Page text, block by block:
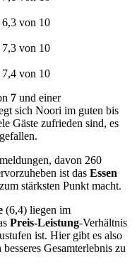
von 10
von 10
von 10
7 und einer
sich Noori im guten bis
Gäste zufrieden sind, es
davon 260
ist das Essen
stärksten Punkt macht.
(6,4) liegen im
Preis-Leistung-Verhältnis
ist. Hier gibt es also
Gesamterlebnis zu